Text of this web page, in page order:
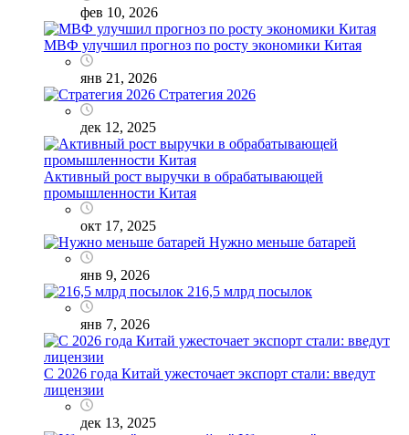
фев 10, 2026
МВФ улучшил прогноз по росту экономики Китая
янв 21, 2026
Стратегия 2026
дек 12, 2025
Активный рост выручки в обрабатывающей
промышленности Китая
окт 17, 2025
Нужно меньше батарей
янв 9, 2026
216,5 млрд посылок
янв 7, 2026
С 2026 года Китай ужесточает экспорт стали: введут
лицензии
дек 13, 2025